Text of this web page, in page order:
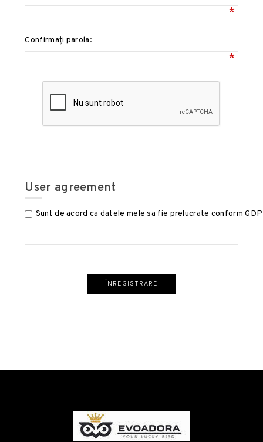
*
Confirmați parola:
*
User agreement
Sunt de acord ca datele mele sa fie prelucrate conform